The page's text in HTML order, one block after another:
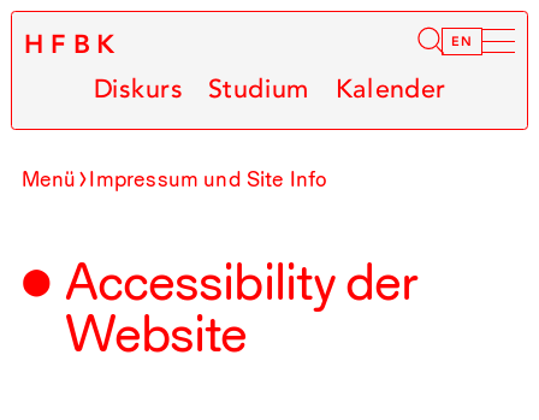
HFBK EN
Diskurs Studium Kalender
Menü Impressum und Site Info
Accessibility der
Website